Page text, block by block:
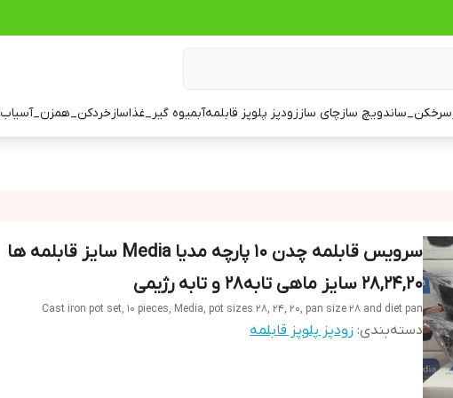
سرخکن_ساندویچ سازچای ساززودپز پلوپز قابلمهآبمیوه گیر_غذاسازخردکن_همزن_آسیاب
سرویس قابلمه چدن 10 پارچه مدیا Media سایز قابلمه ها
28,24,20 سایز ماهی تابه28 و تابه رژیمی
Cast iron pot set, 10 pieces, Media, pot sizes 28, 24, 20, pan size 28 and diet pan
دسته‌بندی: زودپز پلوپز قابلمه